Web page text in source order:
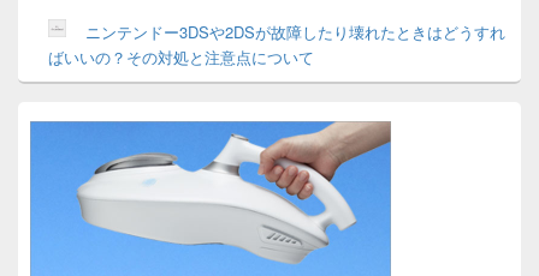
ニンテンドー3DSや2DSが故障したり壊れたときはどうすれ
ばいいの？その対処と注意点について